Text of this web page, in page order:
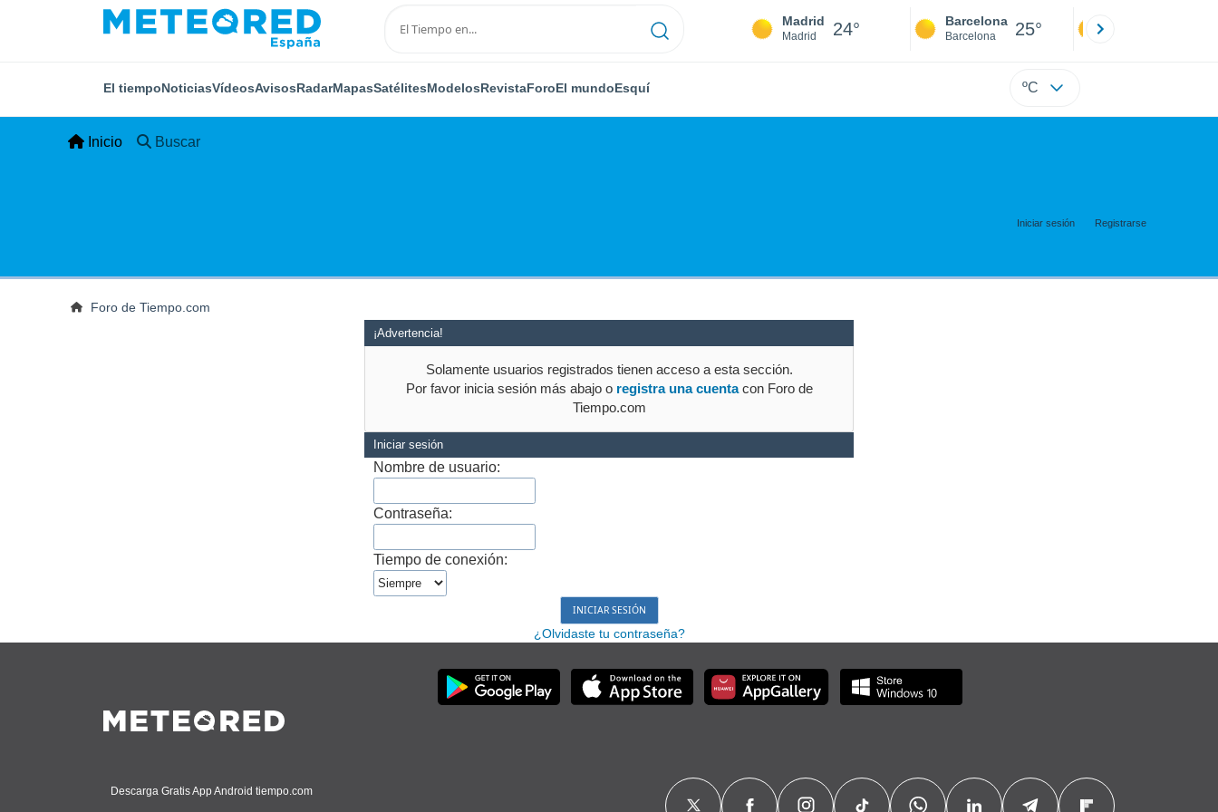
Madrid
Madrid 24° Barcelona
Barcelona 25°
El tiempoNoticiasVídeosAvisosRadarMapasSatélitesModelosRevistaForoEl mundoEsquí ºC
Inicio Buscar
Iniciar sesión Registrarse
Foro de Tiempo.com
¡Advertencia!
Solamente usuarios registrados tienen acceso a esta sección.
Por favor inicia sesión más abajo o registra una cuentacon Foro de
Tiempo.com
Iniciar sesión
Nombre de usuario:
Contraseña:
Tiempo de conexión:
¿Olvidaste tu contraseña?
Descarga Gratis App Android tiempo.com